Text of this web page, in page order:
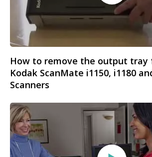
How to remove the output tray
Kodak ScanMate i1150, i1180
Scanners